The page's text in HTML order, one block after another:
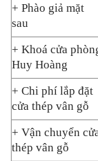
+ Phào giả mặt
sau
+ Khoá cửa
Huy Hoàng
+ Chi phí lắp đặt
cửa thép vân gỗ
+ Vận chuyển
thép vân gỗ